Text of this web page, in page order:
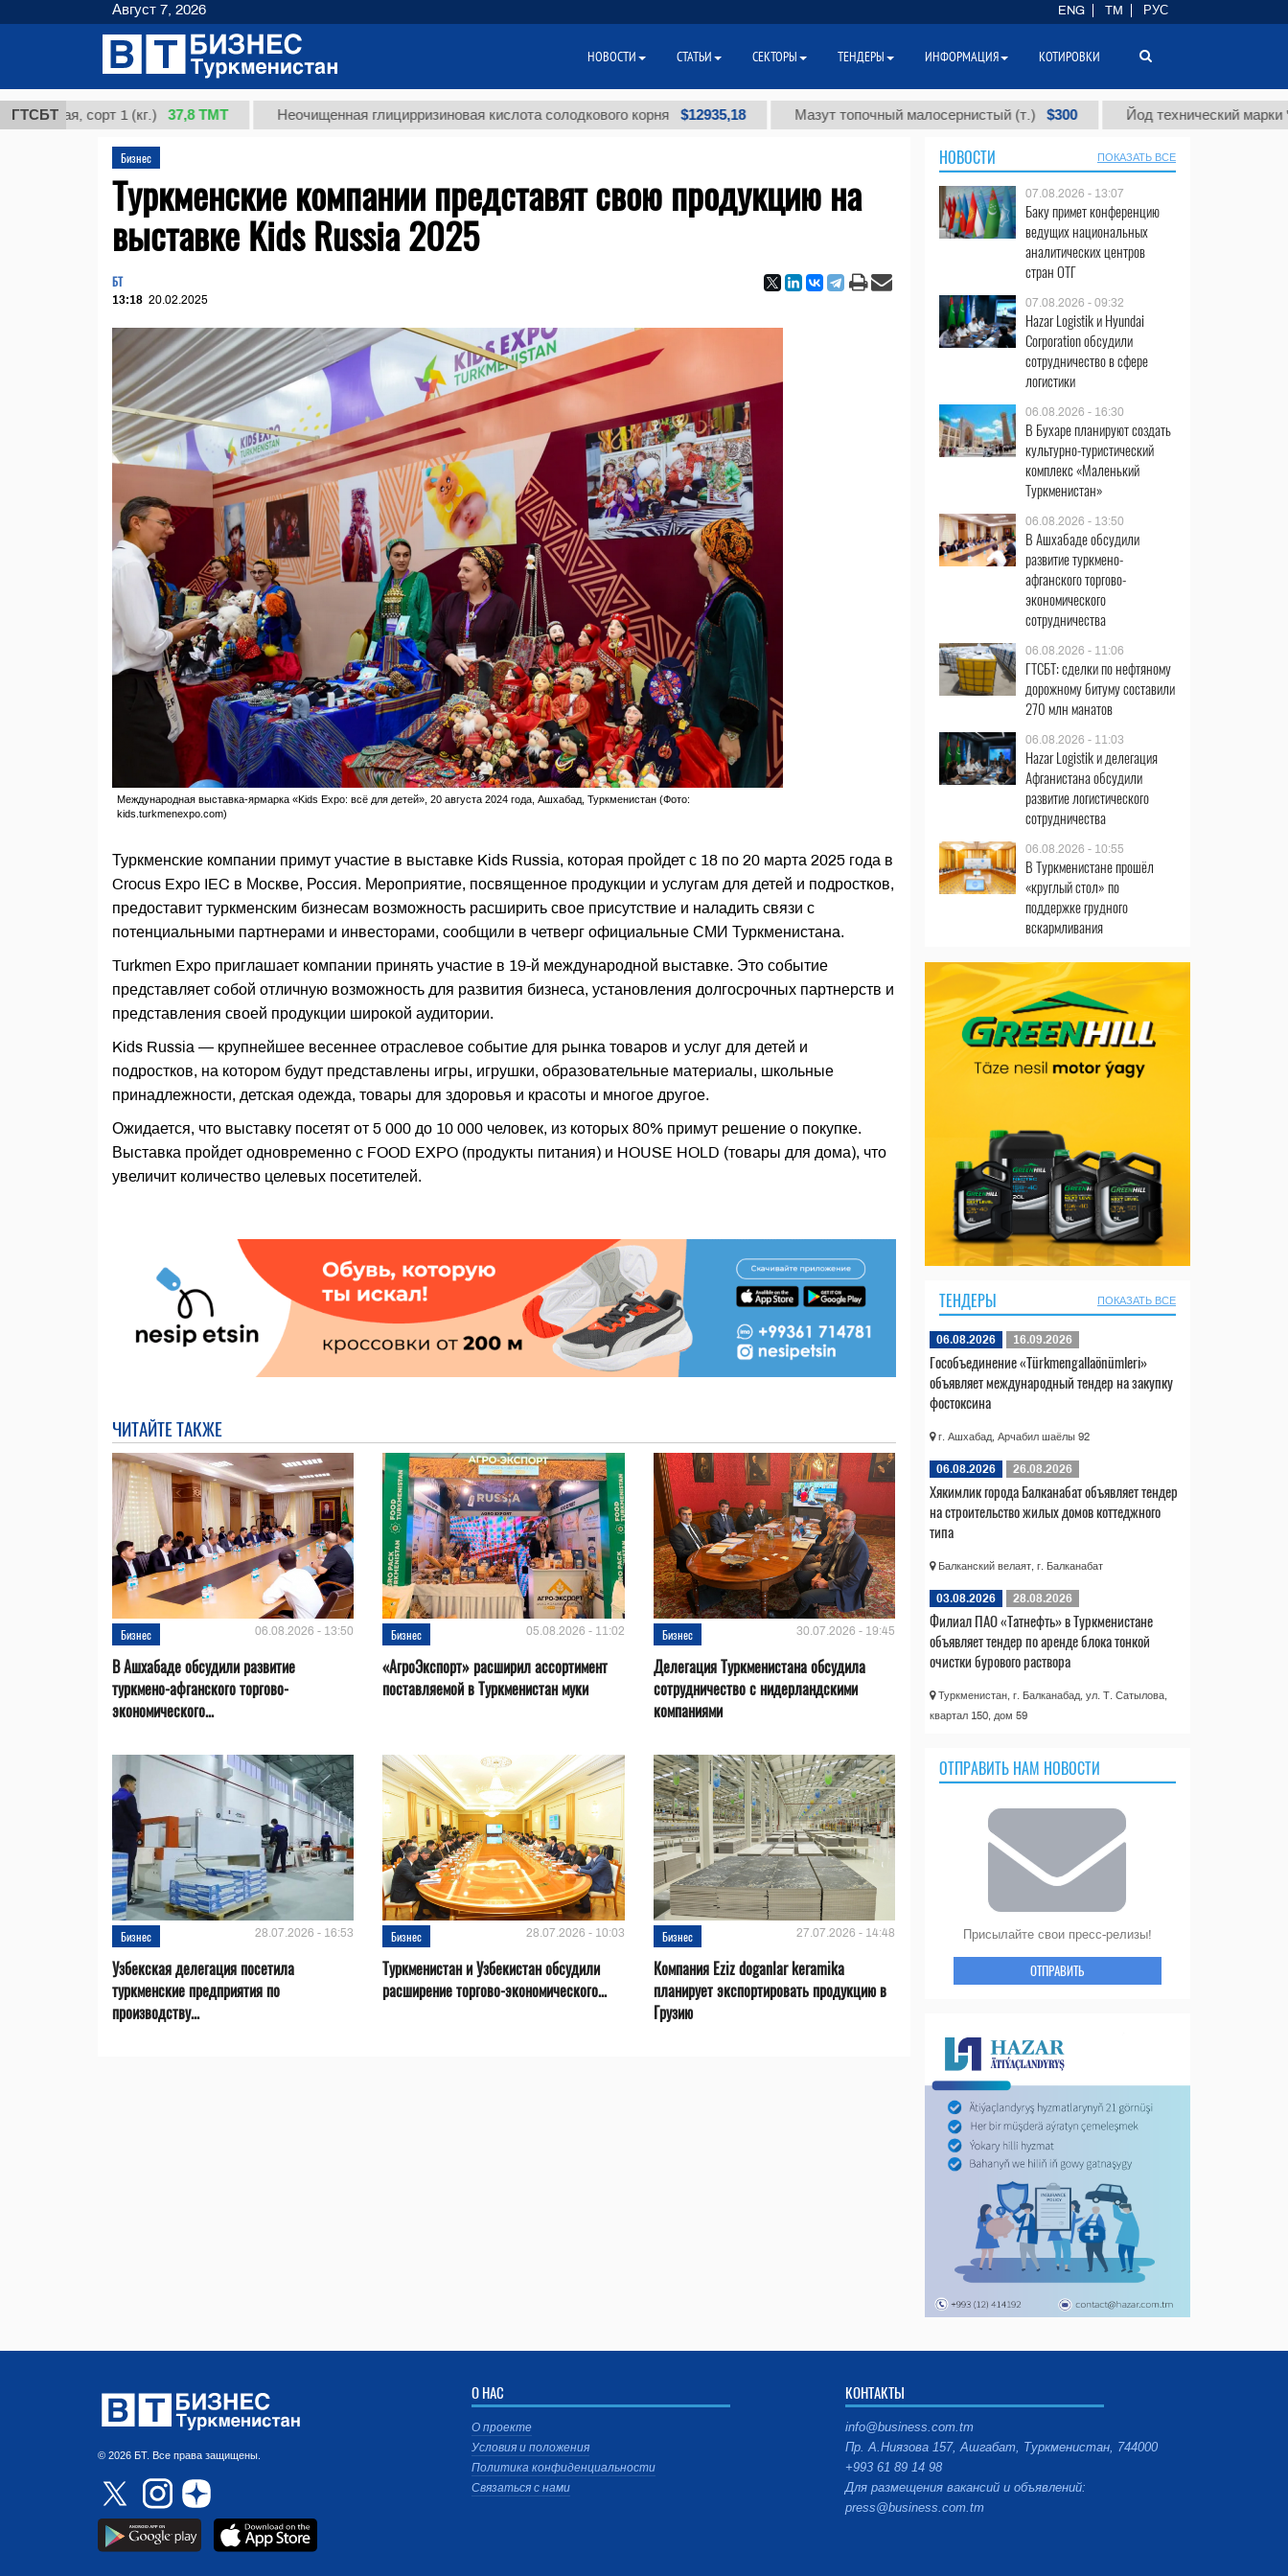
ГТСБТ
сорт 1 (кг.) 37,8 ТМТ Неочищенная глицирризиновая кислота солодкового корня $12935,18 Мазут топочный малосернистый (т.) $300 Йод технический марки "А" (т.)
Бизнес
Туркменские компании представят свою продукцию на
выставке Kids Russia 2025
БТ
13:18 20.02.2025
Международная выставка-ярмарка «Kids Expo: всё для детей», 20 августа 2024 года, Ашхабад, Туркменистан (Фото:
kids.turkmenexpo.com)
Туркменские компании примут участие в выставке Kids Russia, которая пройдет с 18 по 20 марта 2025 года в
Crocus Expo IEC в Москве, Россия. Мероприятие, посвященное продукции и услугам для детей и подростков,
предоставит туркменским бизнесам возможность расширить свое присутствие и наладить связи с
потенциальными партнерами и инвесторами, сообщили в четверг официальные СМИ Туркменистана.
Turkmen Expo приглашает компании принять участие в 19-й международной выставке. Это событие
представляет собой отличную возможность для развития бизнеса, установления долгосрочных партнерств и
представления своей продукции широкой аудитории.
Kids Russia — крупнейшее весеннее отраслевое событие для рынка товаров и услуг для детей и
подростков, на котором будут представлены игры, игрушки, образовательные материалы, школьные
принадлежности, детская одежда, товары для здоровья и красоты и многое другое.
Ожидается, что выставку посетят от 5 000 до 10 000 человек, из которых 80% примут решение о покупке.
Выставка пройдет одновременно с FOOD EXPO (продукты питания) и HOUSE HOLD (товары для дома), что
увеличит количество целевых посетителей.
ЧИТАЙТЕ ТАКЖЕ
Бизнес 06.08.2026 - 13:50
В Ашхабаде обсудили развитие
туркмено-афганского торгово-
экономического...
Бизнес 05.08.2026 - 11:02
«АгроЭкспорт» расширил ассортимент
поставляемой в Туркменистан муки
Бизнес 30.07.2026 - 19:45
Делегация Туркменистана обсудила
сотрудничество с нидерландскими
компаниями
Бизнес 28.07.2026 - 16:53
Узбекская делегация посетила
туркменские предприятия по
производству...
Бизнес 28.07.2026 - 10:03
Туркменистан и Узбекистан обсудили
расширение торгово-экономического...
Бизнес 27.07.2026 - 14:48
Компания Eziz doganlar keramika
планирует экспортировать продукцию в
Грузию
НОВОСТИ ПОКАЗАТЬ ВСЕ
07.08.2026 - 13:07
Баку примет конференцию
ведущих национальных
аналитических центров
стран ОТГ
07.08.2026 - 09:32
Hazar Logistik и Hyundai
Corporation обсудили
сотрудничество в сфере
логистики
06.08.2026 - 16:30
В Бухаре планируют создать
культурно-туристический
комплекс «Маленький
Туркменистан»
06.08.2026 - 13:50
В Ашхабаде обсудили
развитие туркмено-
афганского торгово-
экономического
сотрудничества
06.08.2026 - 11:06
ГТСБТ: сделки по нефтяному
дорожному битуму составили
270 млн манатов
06.08.2026 - 11:03
Hazar Logistik и делегация
Афганистана обсудили
развитие логистического
сотрудничества
06.08.2026 - 10:55
В Туркменистане прошёл
«круглый стол» по
поддержке грудного
вскармливания
ТЕНДЕРЫ ПОКАЗАТЬ ВСЕ
06.08.2026 16.09.2026
Гособъединение «Türkmengallaönümleri»
объявляет международный тендер на закупку
фостоксина
г. Ашхабад, Арчабил шаёлы 92
06.08.2026 26.08.2026
Хякимлик города Балканабат объявляет тендер
на строительство жилых домов коттеджного
типа
Балканский велаят, г. Балканабат
03.08.2026 28.08.2026
Филиал ПАО «Татнефть» в Туркменистане
объявляет тендер по аренде блока тонкой
очистки бурового раствора
Туркменистан, г. Балканабад, ул. Т. Сатылова,
квартал 150, дом 59
ОТПРАВИТЬ НАМ НОВОСТИ
Присылайте свои пресс-релизы!
ОТПРАВИТЬ
© 2026 БТ. Все права защищены.
О НАС
О проекте
Условия и положения
Политика конфиденциальности
Связаться с нами
КОНТАКТЫ
info@business.com.tm
Пр. А.Ниязова 157, Ашгабат, Туркменистан, 744000
+993 61 89 14 98
Для размещения вакансий и объявлений:
press@business.com.tm
Август 7, 2026 ENG TM РУС
НОВОСТИ СТАТЬИ СЕКТОРЫ ТЕНДЕРЫ ИНФОРМАЦИЯ КОТИРОВКИ